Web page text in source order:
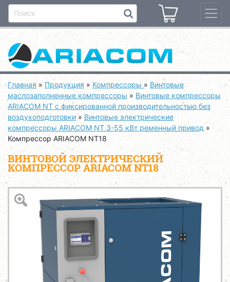
Главная » Продукция » Компрессоры » Винтовые
маслозаполненные компрессоры » Винтовые компрессоры
ARIACOM NT с фиксированной производительностью без
воздухоподготовки» Винтовые электрические
компрессоры ARIACOM NT 3-55 кВт ременный привод »
Компрессор ARIACOM NT18
ВИНТОВОЙ ЭЛЕКТРИЧЕСКИЙ
КОМПРЕССОР ARIACOM NT18